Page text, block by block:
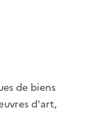
de biens
d'art,